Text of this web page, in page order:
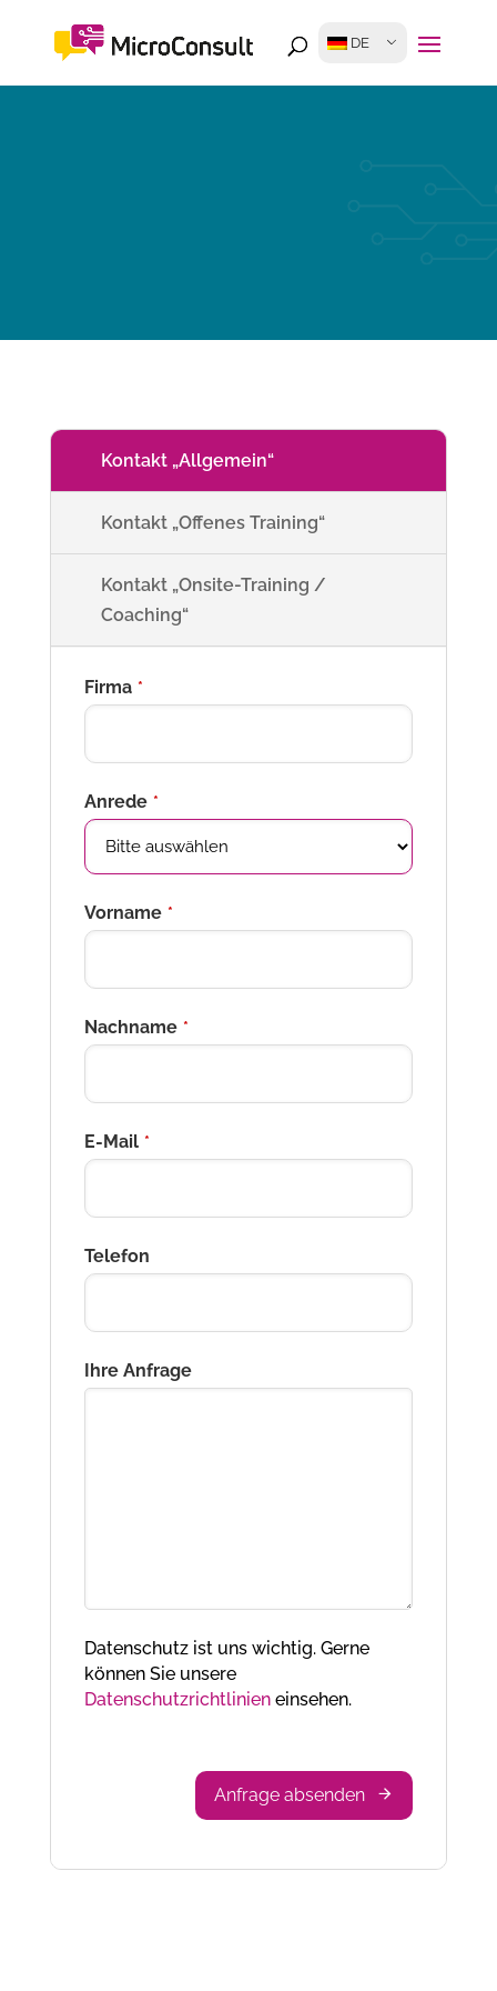
DE
Kontakt „Allgemein“
Kontakt „Offenes Training“
Kontakt „Onsite-Training /
Coaching“
Firma *
Anrede *
Vorname *
Nachname *
E-Mail *
Telefon
Ihre Anfrage
Datenschutz ist uns wichtig. Gerne
können Sie unsere
Datenschutzrichtlinieneinsehen.
Anfrage absenden
Number *